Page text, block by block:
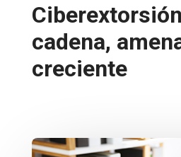
cadena,
creciente